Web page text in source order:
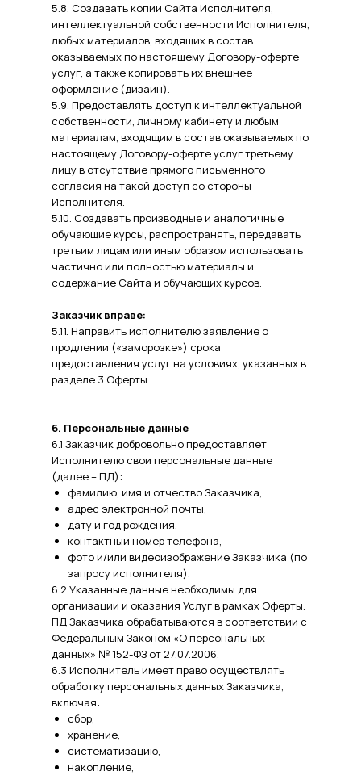
5.8. Создавать копии Сайта Исполнителя,
интеллектуальной собственности Исполнителя,
любых материалов, входящих в состав
оказываемых по настоящему Договору-оферте
услуг, а также копировать их внешнее
оформление (дизайн).
5.9. Предоставлять доступ к интеллектуальной
собственности, личному кабинету и любым
материалам, входящим в состав оказываемых по
настоящему Договору-оферте услуг третьему
лицу в отсутствие прямого письменного
согласия на такой доступ со стороны
Исполнителя.
5.10. Создавать производные и аналогичные
обучающие курсы, распространять, передавать
третьим лицам или иным образом использовать
частично или полностью материалы и
содержание Сайта и обучающих курсов.
Заказчик вправе:
5.11. Направить исполнителю заявление о
продлении («заморозке») срока
предоставления услуг на условиях, указанных в
разделе 3 Оферты
6. Персональные данные
6.1 Заказчик добровольно предоставляет
Исполнителю свои персональные данные
(далее – ПД):
фамилию, имя и отчество Заказчика,
адрес электронной почты,
дату и год рождения,
контактный номер телефона,
фото и/или видеоизображение Заказчика (по
запросу исполнителя).
6.2 Указанные данные необходимы для
организации и оказания Услуг в рамках Оферты.
ПД Заказчика обрабатываются в соответствии с
Федеральным Законом «О персональных
данных» № 152-ФЗ от 27.07.2006.
6.3 Исполнитель имеет право осуществлять
обработку персональных данных Заказчика,
включая:
сбор,
хранение,
систематизацию,
накопление,